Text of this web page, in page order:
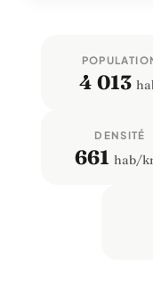
4 013
DENSITÉ
661 hab/